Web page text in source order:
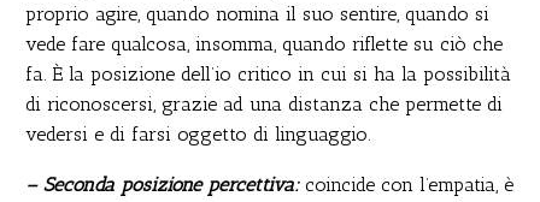
proprio agire, quando nomina il suo sentire, quando si
vede fare qualcosa, insomma, quando riflette su ciò che
fa. È la posizione dell’io critico in cui si ha la possibilità
di riconoscersi, grazie ad una distanza che permette di
vedersi e di farsi oggetto di linguaggio.
– Seconda posizione percettiva:coincide con l’empatia, è